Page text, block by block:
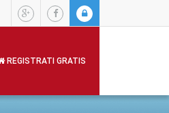
REGISTRATI GRATIS